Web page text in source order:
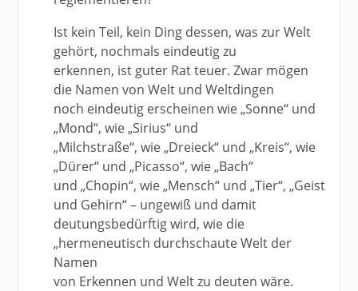
Ist kein Teil, kein Ding dessen, was zur Welt
gehört, nochmals eindeutig zu
erkennen, ist guter Rat teuer. Zwar mögen
die Namen von Welt und Weltdingen
noch eindeutig erscheinen wie „Sonne“ und
„Mond“, wie „Sirius“ und
„Milchstraße“, wie „Dreieck“ und „Kreis“, wie
„Dürer“ und „Picasso“, wie „Bach“
und „Chopin“, wie „Mensch“ und „Tier“, „Geist
und Gehirn“ – ungewiß und damit
deutungsbedürftig wird, wie die
„hermeneutisch durchschaute Welt der
Namen
von Erkennen und Welt zu deuten wäre.